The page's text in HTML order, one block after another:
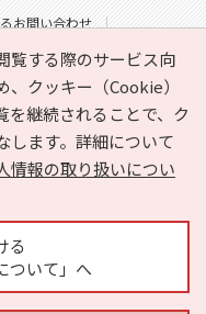
覧する際のサービス向
、クッキー（Cookie）
を継続されることで、ク
します。詳細について
情報の取り扱いについ
る
ついて」へ
お問い合わせ
い合わせ
Reserved.